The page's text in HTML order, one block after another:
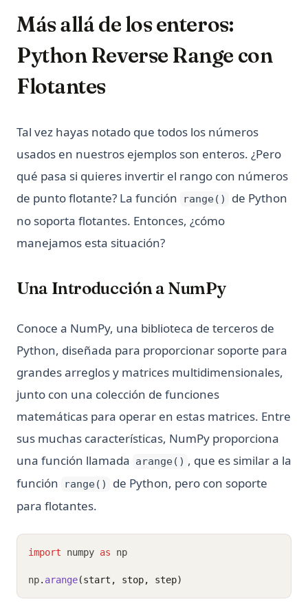
Más allá de los enteros:
Python Reverse Range con
Flotantes
Tal vez hayas notado que todos los números
usados en nuestros ejemplos son enteros. ¿Pero
qué pasa si quieres invertir el rango con números
de punto flotante? La función
range()
de Python
no soporta flotantes. Entonces, ¿cómo
manejamos esta situación?
Una Introducción a NumPy
Conoce a NumPy, una biblioteca de terceros de
Python, diseñada para proporcionar soporte para
grandes arreglos y matrices multidimensionales,
junto con una colección de funciones
matemáticas para operar en estas matrices. Entre
sus muchas características, NumPy proporciona
una función llamada arange() , que es similar a la
función
range()
de Python, pero con soporte
para flotantes.
import numpy as np
np. arange(start, stop, step)